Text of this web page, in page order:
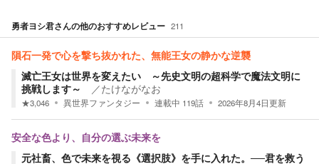
勇者ヨシ君さんの他のおすすめレビュー 211
隕石一発で心を撃ち抜かれた、無能王女の静かな逆襲
滅亡王女は世界を変えたい ～先史文明の超科学で魔法文明に
挑戦します～
／たけながなお
★3,046 異世界ファンタジー 連載中 119話 2026年8月4日更新
安全な色より、自分の選ぶ未来を
元社畜、色で未来を視る《選択肢》を手に入れた。──君を救う